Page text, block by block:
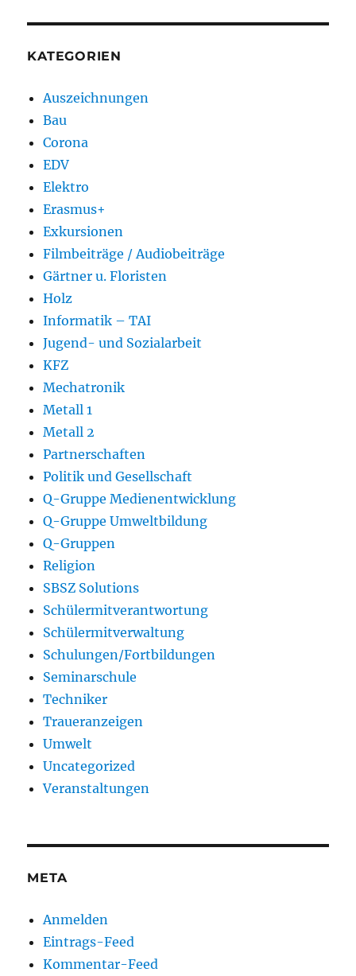
KATEGORIEN
Auszeichnungen
Bau
Corona
EDV
Elektro
Erasmus+
Exkursionen
Filmbeiträge / Audiobeiträge
Gärtner u. Floristen
Holz
Informatik – TAI
Jugend- und Sozialarbeit
KFZ
Mechatronik
Metall 1
Metall 2
Partnerschaften
Politik und Gesellschaft
Q-Gruppe Medienentwicklung
Q-Gruppe Umweltbildung
Q-Gruppen
Religion
SBSZ Solutions
Schülermitverantwortung
Schülermitverwaltung
Schulungen/Fortbildungen
Seminarschule
Techniker
Traueranzeigen
Umwelt
Uncategorized
Veranstaltungen
META
Anmelden
Eintrags-Feed
Kommentar-Feed